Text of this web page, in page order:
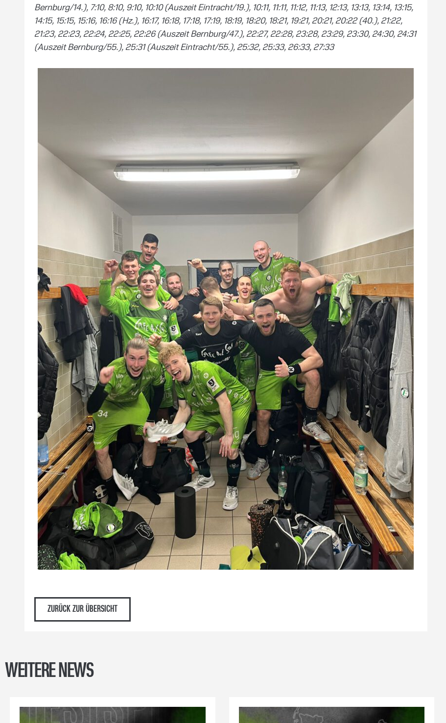
Bernburg/14.), 7:10, 8:10, 9:10, 10:10 (Auszeit Eintracht/19.), 10:11, 11:11, 11:12, 11:13, 12:13, 13:13, 13:14, 13:15,
14:15, 15:15, 15:16, 16:16 (Hz.), 16:17, 16:18, 17:18, 17:19, 18:19, 18:20, 18:21, 19:21, 20:21, 20:22 (40.), 21:22,
21:23, 22:23, 22:24, 22:25, 22:26 (Auszeit Bernburg/47.), 22:27, 22:28, 23:28, 23:29, 23:30, 24:30, 24:31
(Auszeit Bernburg/55.), 25:31 (Auszeit Eintracht/55.), 25:32, 25:33, 26:33, 27:33
ZURÜCK ZUR ÜBERSICHT
WEITERE NEWS